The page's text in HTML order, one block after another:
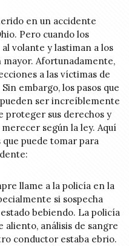
en un accidente
Pero cuando los
volante y lastiman a los
mayor. Afortunadamente,
a las víctimas de
embargo, los pasos que
ser increíblemente
proteger sus derechos y
según la ley. Aquí
puede tomar para
llame a la policía en la
si sospecha
bebiendo. La policía
aliento, análisis de sangre
conductor estaba ebrio.